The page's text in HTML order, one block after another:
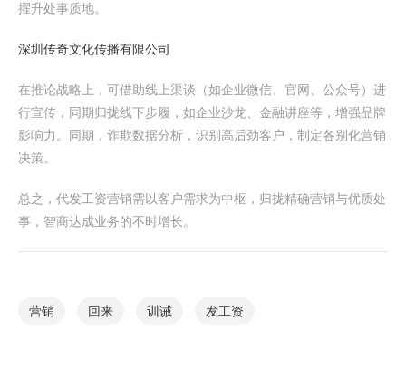
擢升处事质地。
深圳传奇文化传播有限公司
在推论战略上，可借助线上渠谈（如企业微信、官网、公众号）进
行宣传，同期归拢线下步履，如企业沙龙、金融讲座等，增强品牌
影响力。同期，诈欺数据分析，识别高后劲客户，制定各别化营销
决策。
总之，代发工资营销需以客户需求为中枢，归拢精确营销与优质处
事，智商达成业务的不时增长。
营销 回来 训诫 发工资